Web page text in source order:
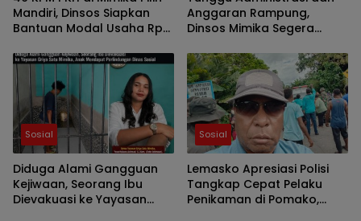
Mandiri, Dinsos Siapkan
Bantuan Modal Usaha Rp5
Anggaran Rampung,
Dinsos Mimika Segera
Ikuti Pelatihan di Bogor
dan Jakarta
Sosial
Diduga Alami Gangguan
Kejiwaan, Seorang Ibu
Dievakuasi ke Yayasan
Sosial
Lemasko Apresiasi Polisi
Tangkap Cepat Pelaku
Penikaman di Pomako,